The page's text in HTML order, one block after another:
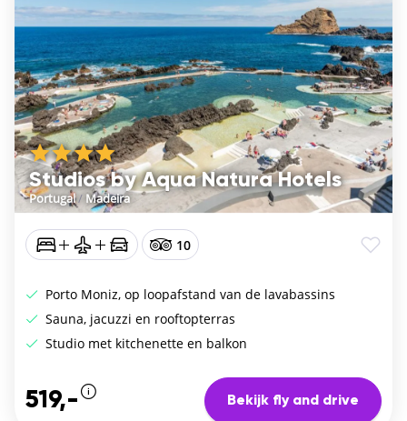
Studios by Aqua Natura Hotels
Portugal/ Madeira
10
Porto Moniz, op loopafstand van de lavabassins
Sauna, jacuzzi en rooftopterras
Studio met kitchenette en balkon
519,- Bekijk fly and drive